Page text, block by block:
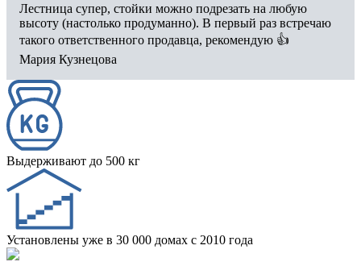
Лестница супер, стойки можно подрезать на любую
высоту (настолько продуманно). В первый раз встречаю
такого ответственного продавца, рекомендую 👍
Мария Кузнецова
Выдерживают до 500 кг
Установлены уже в 30 000 домах с 2010 года